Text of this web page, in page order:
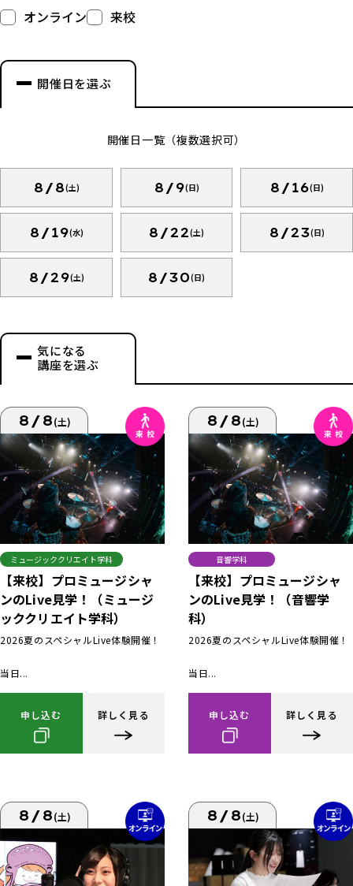
オンライン 来校
開催日を選ぶ
開催日一覧（複数選択可）
8/8(土) 8/9(日) 8/16(日)
8/19(水) 8/22(土) 8/23(日)
8/29(土) 8/30(日)
気になる
講座を選ぶ
8/8(土)
ミュージッククリエイト学科
【来校】プロミュージシャ
ンのLive見学！（ミュージ
ッククリエイト学科）
2026夏のスペシャルLive体験開催！
当日...
申し込む 詳しく見る
8/8(土)
音響学科
【来校】プロミュージシャ
ンのLive見学！（音響学
科）
2026夏のスペシャルLive体験開催！
当日...
申し込む 詳しく見る
8/8(土) 8/8(土)